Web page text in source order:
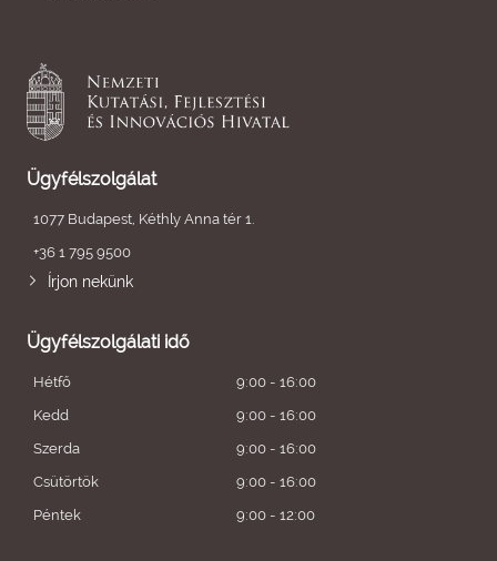
Ügyfélszolgálat
1077 Budapest, Kéthly Anna tér 1.
+36 1 795 9500
Írjon nekünk
Ügyfélszolgálati idő
Hétfő
9:00 - 16:00
Kedd
9:00 - 16:00
Szerda
9:00 - 16:00
Csütörtök
9:00 - 16:00
Péntek
9:00 - 12:00